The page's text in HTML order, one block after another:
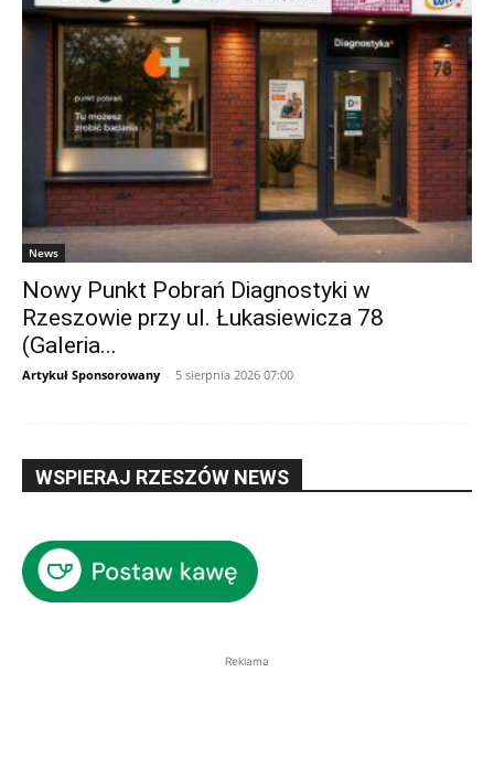
News
Nowy Punkt Pobrań Diagnostyki w
Rzeszowie przy ul. Łukasiewicza 78
(Galeria...
Artykuł Sponsorowany - 5 sierpnia 2026 07:00
WSPIERAJ RZESZÓW NEWS
Reklama